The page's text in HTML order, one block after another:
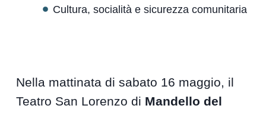
Cultura, socialità e sicurezza comunitaria
Nella mattinata di sabato 16 maggio, il
Teatro San Lorenzo di Mandello del